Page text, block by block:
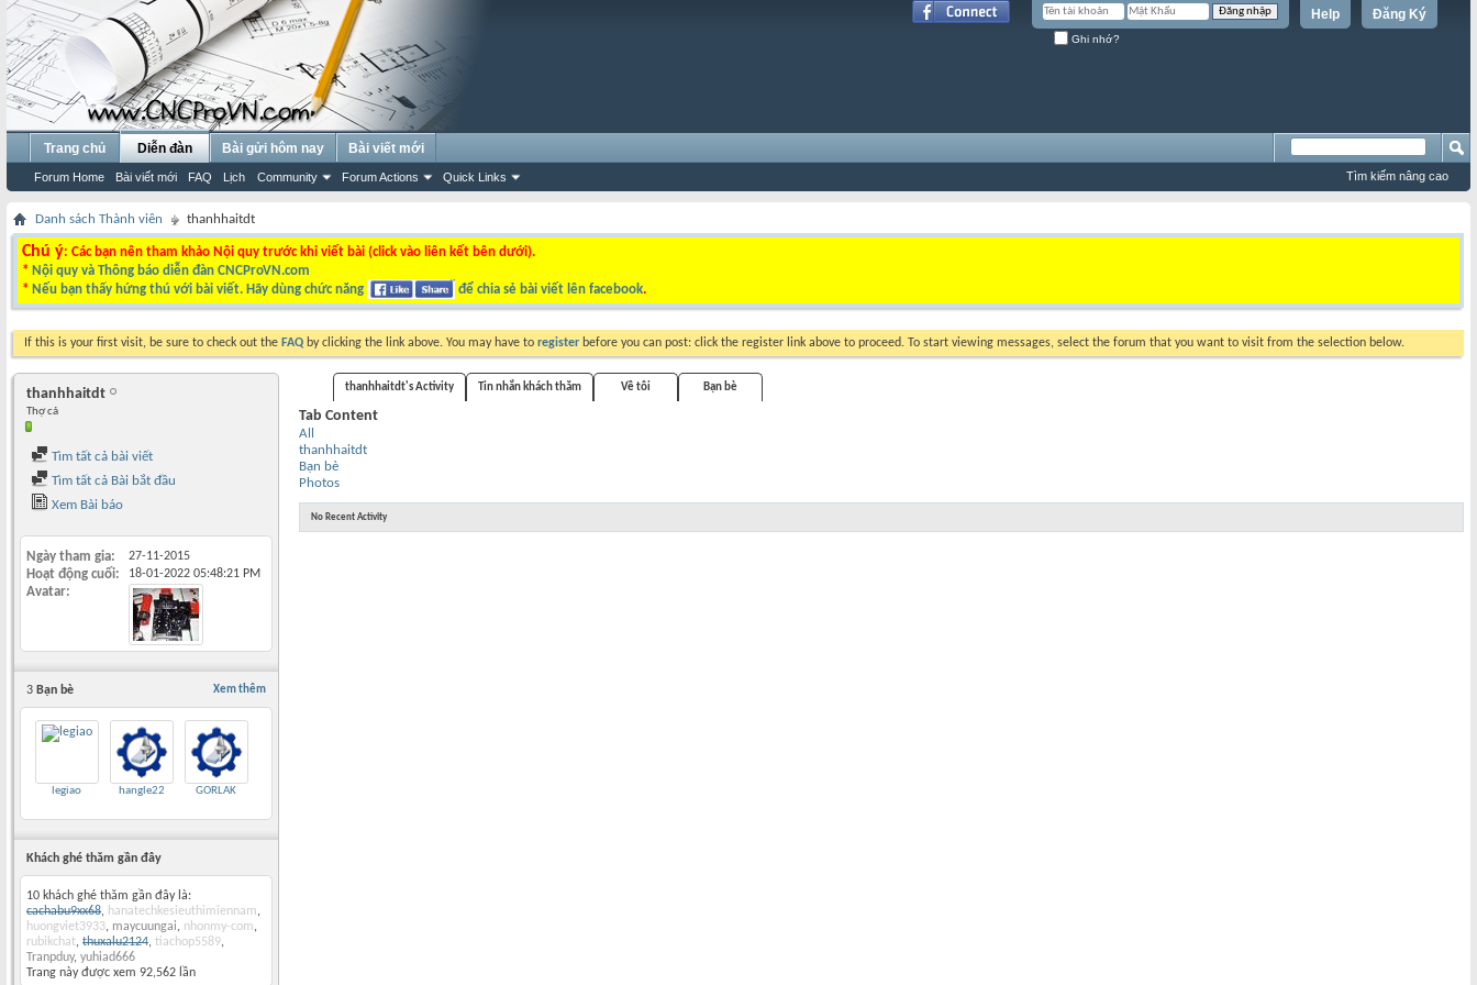
Đăng Ký
Help
Ghi nhớ?
Trang chủ Diễn đàn
Forum Home Bài viết mới FAQ Lịch Community Forum Actions Quick Links
Bài gửi hôm nay Bài viết mới
Tìm kiếm nâng cao
Danh sách Thành viên thanhhaitdt
Chú ý: Các bạn nên tham khảo Nội quy trước khi viết bài (click vào liên kết bên dưới).
* Nội quy và Thông báo diễn đàn CNCProVN.com
* Nếu bạn thấy hứng thú với bài viết. Hãy dùng chức năng để chia sẻ bài viết lên facebook.
If this is your first visit, be sure to check out the FAQ by clicking the link above. You may have to register before you can post: click the register link above to proceed. To start viewing messages, select the forum that you want to visit from the selection below.
thanhhaitdt
Thợ cả
Tìm tất cả bài viết
Tìm tất cả Bài bắt đầu
Xem Bài báo
Ngày tham gia 27-11-2015
Hoạt động cuối 18-01-2022 05:48:21 PM
Avatar
Xem thêm
3 Bạn bè
legiao hangle22 GORLAK
Khách ghé thăm gần đây
10 khách ghé thăm gần đây là:
cachabu9xx68, hanatechkesieuthimiennam,
huongviet3933, maycuungai, nhonmy-com,
rubikchat, thuxalu2124, tiachop5589,
Tranpduy, yuhiad666
Trang này được xem 92,562 lần
thanhhaitdt's Activity Tin nhắn khách thăm Về tôi Bạn bè
Tab Content
All
thanhhaitdt
Bạn bè
Photos
No Recent Activity